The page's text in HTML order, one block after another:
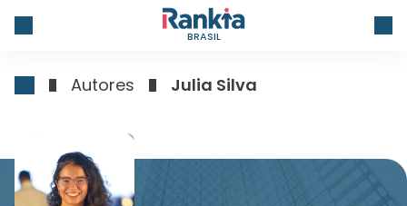
BRASIL
Autores Julia Silva